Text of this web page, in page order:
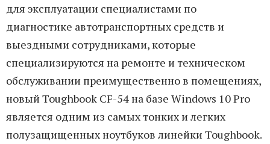
для эксплуатации специалистами по
диагностике автотранспортных средств и
выездными сотрудниками, которые
специализируются на ремонте и техническом
обслуживании преимущественно в помещениях,
новый Toughbook CF-54 на базе Windows 10 Pro
является одним из самых тонких и легких
полузащищенных ноутбуков линейки Toughbook.